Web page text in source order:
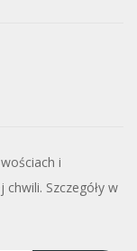
i
Szczegóły w